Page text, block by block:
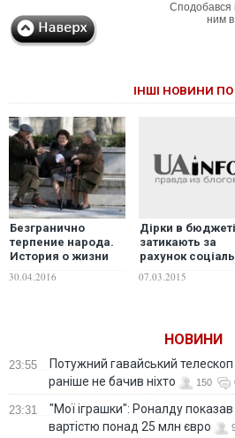
Сподобався
ним
ІНШІ НОВИНИ ПО
Безгранично
терпение народа.
История о жизни
пенсионеров
30.04.2016
Дірки в бюджеті
затикають за
рахунок
незахищених
громадян -
07.03.2015
НОВИНИ
23:55
Потужний гавайський
раніше не бачив ніхто
150
23:31
"Мої іграшки": Роналду показав
вартістю понад 25 млн євро